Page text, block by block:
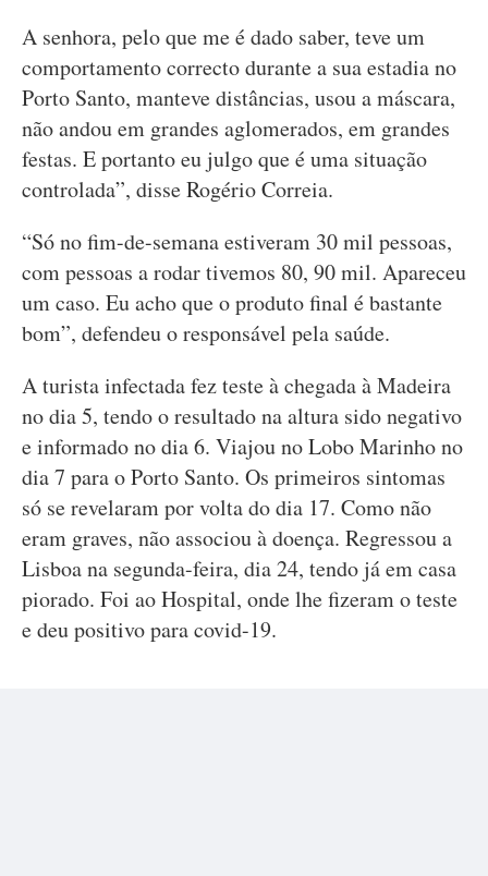
A senhora, pelo que me é dado saber, teve um
comportamento correcto durante a sua estadia no
Porto Santo, manteve distâncias, usou a máscara,
não andou em grandes aglomerados, em grandes
festas. E portanto eu julgo que é uma situação
controlada”, disse Rogério Correia.
“Só no fim-de-semana estiveram 30 mil pessoas,
com pessoas a rodar tivemos 80, 90 mil. Apareceu
um caso. Eu acho que o produto final é bastante
bom”, defendeu o responsável pela saúde.
A turista infectada fez teste à chegada à Madeira
no dia 5, tendo o resultado na altura sido negativo
e informado no dia 6. Viajou no Lobo Marinho no
dia 7 para o Porto Santo. Os primeiros sintomas
só se revelaram por volta do dia 17. Como não
eram graves, não associou à doença. Regressou a
Lisboa na segunda-feira, dia 24, tendo já em casa
piorado. Foi ao Hospital, onde lhe fizeram o teste
e deu positivo para covid-19.